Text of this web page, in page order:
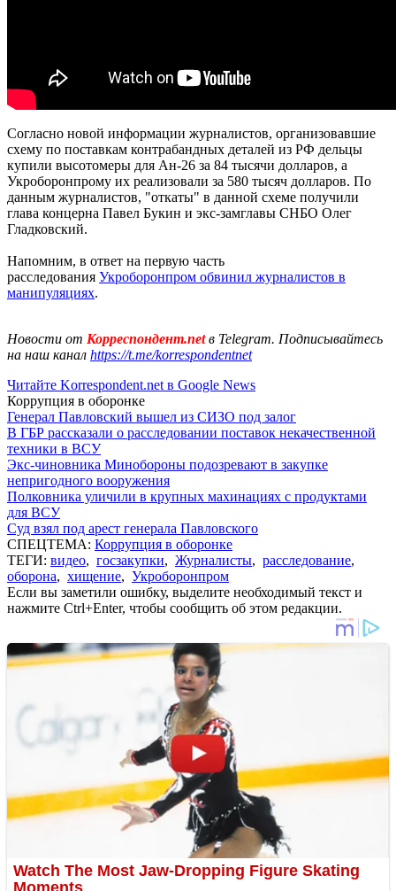
Согласно новой информации журналистов, организовавшие
схему по поставкам контрабандных деталей из РФ дельцы
купили высотомеры для Ан-26 за 84 тысячи долларов, а
Укроборонпрому их реализовали за 580 тысяч долларов. По
данным журналистов, "откаты" в данной схеме получили
глава концерна Павел Букин и экс-замглавы СНБО Олег
Гладковский.
Напомним, в ответ на первую часть
расследования Укроборонпром обвинил журналистов в
манипуляциях.
Новости от Корреспондент.netв Telegram. Подписывайтесь
на наш канал https://t.me/korrespondentnet
Читайте Korrespondent.net в Google News
Коррупция в оборонке
Генерал Павловский вышел из СИЗО под залог
В ГБР рассказали о расследовании поставок некачественной
техники в ВСУ
Экс-чиновника Минобороны подозревают в закупке
непригодного вооружения
Полковника уличили в крупных махинациях с продуктами
для ВСУ
Суд взял под арест генерала Павловского
СПЕЦТЕМА: Коррупция в оборонке
ТЕГИ: видео, госзакупки, Журналисты, расследование,
оборона, хищение, Укроборонпром
Если вы заметили ошибку, выделите необходимый текст и
нажмите Ctrl+Enter, чтобы сообщить об этом редакции.